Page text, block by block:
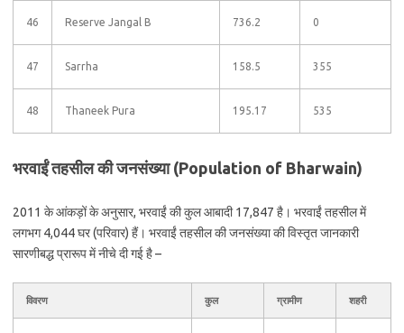
46 Reserve Jangal B 736.2 0
47 Sarrha 158.5 355
48 Thaneek Pura 195.17 535
भरवाईं तहसील की जनसंख्या (Population of Bharwain)
2011 के आंकड़ों के अनुसार, भरवाईं की कुल आबादी 17,847 है। भरवाईं तहसील में
लगभग 4,044 घर (परिवार) हैं। भरवाईं तहसील की जनसंख्या की विस्तृत जानकारी
सारणीबद्ध प्रारूप में नीचे दी गई है –
विवरण कुल ग्रामीण शहरी